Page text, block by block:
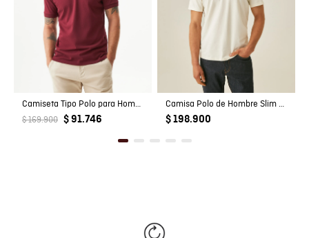
Camiseta Tipo Polo para Hombre
$ 169.900 $ 91.746
Camisa Polo de Hombre Slim Fit Estilo Preppy con Pato de Colores Bordado en Mezcla de Algodón
$ 198.900